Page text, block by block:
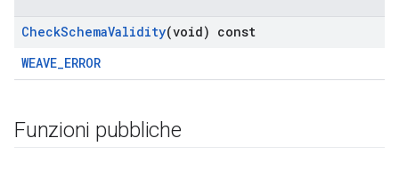
CheckSchemaValidity(void) const
WEAVE_ERROR
Funzioni pubbliche